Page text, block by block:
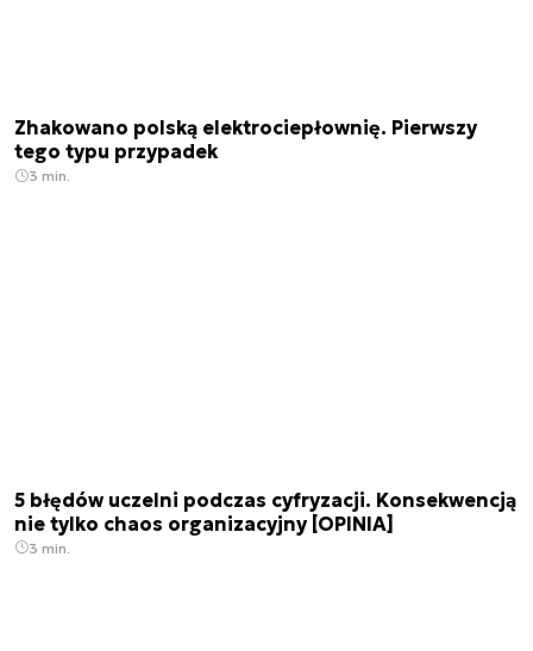
Zhakowano polską elektrociepłownię. Pierwszy
tego typu przypadek
3 min.
5 błędów uczelni podczas cyfryzacji. Konsekwencją
nie tylko chaos organizacyjny [OPINIA]
3 min.